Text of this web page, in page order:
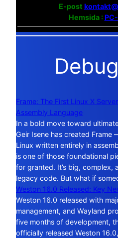
E-post
Hemsida :
Frame: The First Linux X
Assembly Language
In a bold move toward
Geir Isene has created Frame
Linux written entirely in
is one of those foundational
for granted. It’s big, complex,
legacy code. But what if
Weston 16.0 Released: Key
Weston 16.0 released with
management, and Wayland
five months of development,
officially released Weston